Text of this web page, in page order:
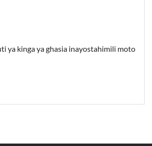
ya kinga ya ghasia inayostahimili moto